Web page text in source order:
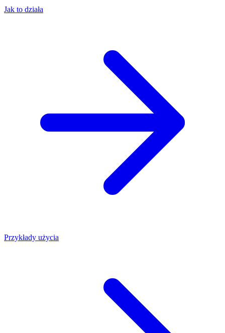
Jak to działa
Przykłady użycia